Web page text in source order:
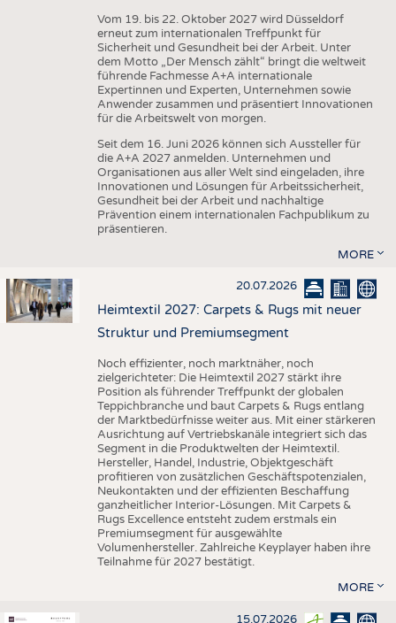
Vom 19. bis 22. Oktober 2027 wird Düsseldorf
erneut zum internationalen Treffpunkt für
Sicherheit und Gesundheit bei der Arbeit. Unter
dem Motto „Der Mensch zählt“ bringt die weltweit
führende Fachmesse A+A internationale
Expertinnen und Experten, Unternehmen sowie
Anwender zusammen und präsentiert Innovationen
für die Arbeitswelt von morgen.
Seit dem 16. Juni 2026 können sich Aussteller für
die A+A 2027 anmelden. Unternehmen und
Organisationen aus aller Welt sind eingeladen, ihre
Innovationen und Lösungen für Arbeitssicherheit,
Gesundheit bei der Arbeit und nachhaltige
Prävention einem internationalen Fachpublikum zu
präsentieren.
MORE
20.07.2026
Heimtextil 2027: Carpets & Rugs mit neuer
Struktur und Premiumsegment
Noch effizienter, noch marktnäher, noch
zielgerichteter: Die Heimtextil 2027 stärkt ihre
Position als führender Treffpunkt der globalen
Teppichbranche und baut Carpets & Rugs entlang
der Marktbedürfnisse weiter aus. Mit einer stärkeren
Ausrichtung auf Vertriebskanäle integriert sich das
Segment in die Produktwelten der Heimtextil.
Hersteller, Handel, Industrie, Objektgeschäft
profitieren von zusätzlichen Geschäftspotenzialen,
Neukontakten und der effizienten Beschaffung
ganzheitlicher Interior-Lösungen. Mit Carpets &
Rugs Excellence entsteht zudem erstmals ein
Premiumsegment für ausgewählte
Volumenhersteller. Zahlreiche Keyplayer haben ihre
Teilnahme für 2027 bestätigt.
MORE
15.07.2026